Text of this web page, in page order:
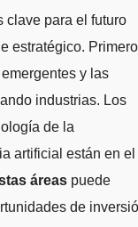
clave para el futuro
estratégico.
y las
industrias. Los
de la
artificial están en el
áreas puede
de